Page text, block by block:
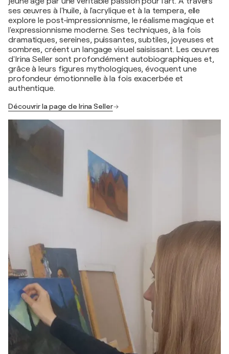
ses œuvres à l'huile, à l'acrylique et à la tempera, elle
explore le post-impressionnisme, le réalisme magique et
l'expressionnisme moderne. Ses techniques, à la fois
dramatiques, sereines, puissantes, subtiles, joyeuses et
sombres, créent un langage visuel saisissant. Les œuvres
d'Irina Seller sont profondément autobiographiques et,
grâce à leurs figures mythologiques, évoquent une
profondeur émotionnelle à la fois exacerbée et
authentique.
Découvrir la page de Irina Seller